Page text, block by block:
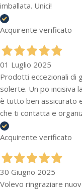
imballata. Unici!
Acquirente verificato
01 Luglio 2025
Prodotti eccezionali di
solerte. Un po incisiva
è tutto ben assicurato
che ti contatta e
Acquirente verificato
30 Giugno 2025
Volevo ringraziare